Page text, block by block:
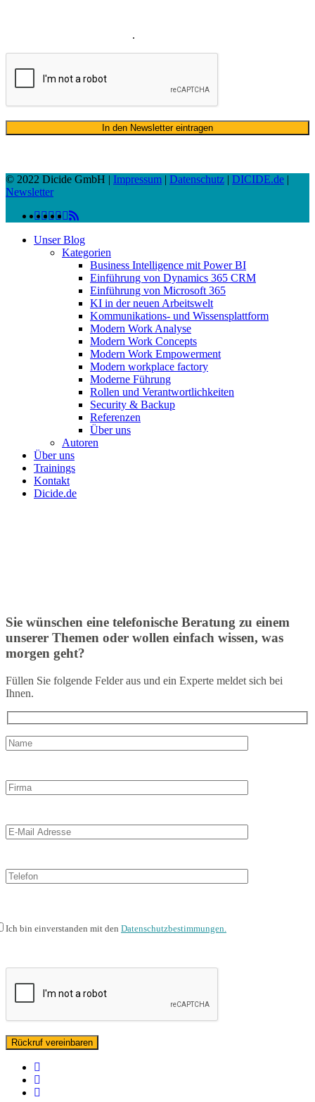
.
© 2022 Dicide GmbH | Impressum | Datenschutz | DICIDE.de |
Newsletter
twitter
facebook
linkedinyoutube
RSS
instagram
spotify
vk
Close
Unser Blog
Kategorien
Business Intelligence mit Power BI
Einführung von Dynamics 365 CRM
Einführung von Microsoft 365
KI in der neuen Arbeitswelt
Kommunikations- und Wissensplattform
Modern Work Analyse
Modern Work Concepts
Modern Work Empowerment
Modern workplace factory
Moderne Führung
Rollen und Verantwortlichkeiten
Security & Backup
Referenzen
Über uns
Autoren
Über uns
Trainings
Kontakt
Dicide.de
Sie wünschen eine telefonische Beratung zu einem
unserer Themen oder wollen einfach wissen, was
morgen geht?
Füllen Sie folgende Felder aus und ein Experte meldet sich bei
Ihnen.
Ich bin einverstanden mit den Datenschutzbestimmungen.
facebook
linkedin
instagram